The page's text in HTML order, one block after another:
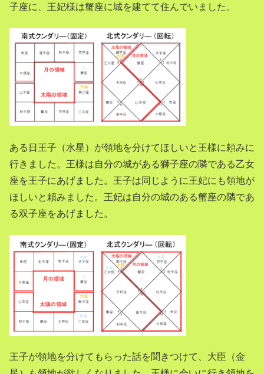
子座に、王妃様は蟹座に城を建てて住んでいました。
ある日王子（水星）が領地を分けてほしいと王様に頼みに
行きました。王様は自分の城がある獅子座の隣である乙女
座を王子にあげました。王子は同じように王妃にも領地が
ほしいと頼みました。王妃は自分の城のある蟹座の隣であ
る双子座をあげました。
王子が領地を分けてもらった話を聞きつけて、大臣（金